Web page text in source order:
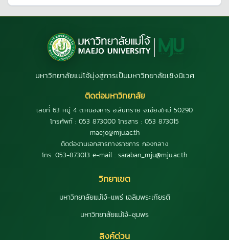
มหาวิทยาลัยแม่โจ้มุ่งสู่การเป็นมหาวิทยาลัยเชิงนิเวศ
ติดต่อมหาวิทยาลัย
เลขที่ 63 หมู่ 4 ต.หนองหาร อ.สันทราย จ.เชียงใหม่ 50290
โทรศัพท์ : 053 873000 โทรสาร : 053 873015
maejo@mju.ac.th
ติดต่องานเอกสารทางราชการ กองกลาง
โทร. 053-873013 e-mail : saraban_mju@mju.ac.th
วิทยาเขต
มหาวิทยาลัยแม่โจ้-แพร่ เฉลิมพระเกียรติ
มหาวิทยาลัยแม่โจ้-ชุมพร
ลิงค์ด่วน